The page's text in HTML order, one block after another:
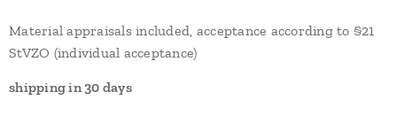
Material appraisals included, acceptance according to §21
StVZO (individual acceptance)
shipping in 30 days